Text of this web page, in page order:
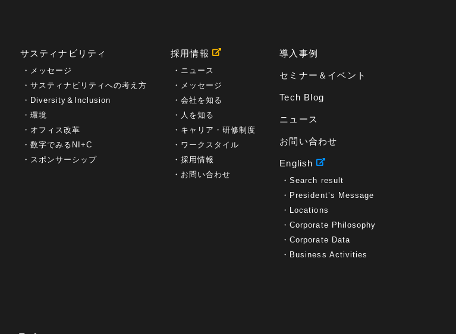
サスティナビリティ
メッセージ
サスティナビリティへの考え方
Diversity＆Inclusion
環境
オフィス改革
数字でみるNI+C
スポンサーシップ
採用情報
ニュース
メッセージ
会社を知る
人を知る
キャリア・研修制度
ワークスタイル
採用情報
お問い合わせ
導入事例
セミナー＆イベント
Tech Blog
ニュース
お問い合わせ
English
Search result
President’s Message
Locations
Corporate Philosophy
Corporate Data
Business Activities